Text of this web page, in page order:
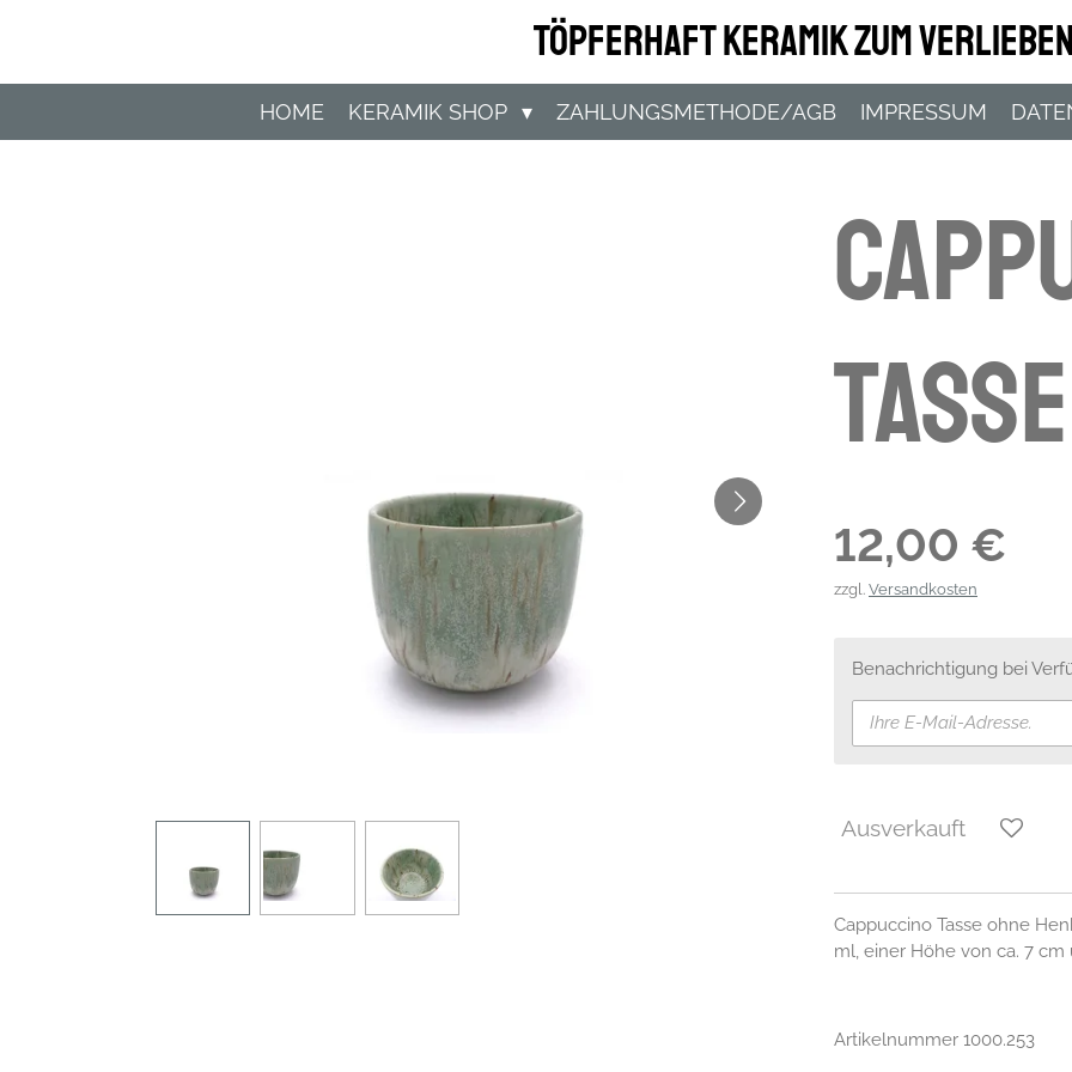
Töpferhaft Keramik zum
HOME KERAMIK SHOP ZAHLUNGSMETHODE/AGB IMPRESSUM
12,00 €
zzgl. Versandkosten
Benachrichtigung bei
Ausverkauft
Cappuccino Tasse ohne
ml, einer Höhe von ca. 7
Artikelnummer 1000.253